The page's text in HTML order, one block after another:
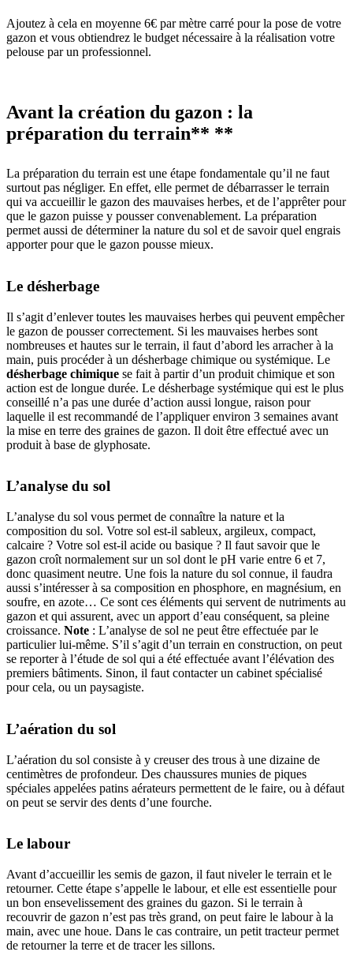
Ajoutez à cela en moyenne 6€ par mètre carré pour la pose de votre
gazon et vous obtiendrez le budget nécessaire à la réalisation votre
pelouse par un professionnel.
Avant la création du gazon : la
préparation du terrain** **
La préparation du terrain est une étape fondamentale qu’il ne faut
surtout pas négliger. En effet, elle permet de débarrasser le terrain
qui va accueillir le gazon des mauvaises herbes, et de l’apprêter pour
que le gazon puisse y pousser convenablement. La préparation
permet aussi de déterminer la nature du sol et de savoir quel engrais
apporter pour que le gazon pousse mieux.
Le désherbage
Il s’agit d’enlever toutes les mauvaises herbes qui peuvent empêcher
le gazon de pousser correctement. Si les mauvaises herbes sont
nombreuses et hautes sur le terrain, il faut d’abord les arracher à la
main, puis procéder à un désherbage chimique ou systémique. Le
désherbage chimique se fait à partir d’un produit chimique et son
action est de longue durée. Le désherbage systémique qui est le plus
conseillé n’a pas une durée d’action aussi longue, raison pour
laquelle il est recommandé de l’appliquer environ 3 semaines avant
la mise en terre des graines de gazon. Il doit être effectué avec un
produit à base de glyphosate.
L’analyse du sol
L’analyse du sol vous permet de connaître la nature et la
composition du sol. Votre sol est-il sableux, argileux, compact,
calcaire ? Votre sol est-il acide ou basique ? Il faut savoir que le
gazon croît normalement sur un sol dont le pH varie entre 6 et 7,
donc quasiment neutre. Une fois la nature du sol connue, il faudra
aussi s’intéresser à sa composition en phosphore, en magnésium, en
soufre, en azote… Ce sont ces éléments qui servent de nutriments au
gazon et qui assurent, avec un apport d’eau conséquent, sa pleine
croissance. Note : L’analyse de sol ne peut être effectuée par le
particulier lui-même. S’il s’agit d’un terrain en construction, on peut
se reporter à l’étude de sol qui a été effectuée avant l’élévation des
premiers bâtiments. Sinon, il faut contacter un cabinet spécialisé
pour cela, ou un paysagiste.
L’aération du sol
L’aération du sol consiste à y creuser des trous à une dizaine de
centimètres de profondeur. Des chaussures munies de piques
spéciales appelées patins aérateurs permettent de le faire, ou à défaut
on peut se servir des dents d’une fourche.
Le labour
Avant d’accueillir les semis de gazon, il faut niveler le terrain et le
retourner. Cette étape s’appelle le labour, et elle est essentielle pour
un bon ensevelissement des graines du gazon. Si le terrain à
recouvrir de gazon n’est pas très grand, on peut faire le labour à la
main, avec une houe. Dans le cas contraire, un petit tracteur permet
de retourner la terre et de tracer les sillons.